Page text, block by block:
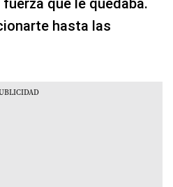
que le quedaba.
hasta las